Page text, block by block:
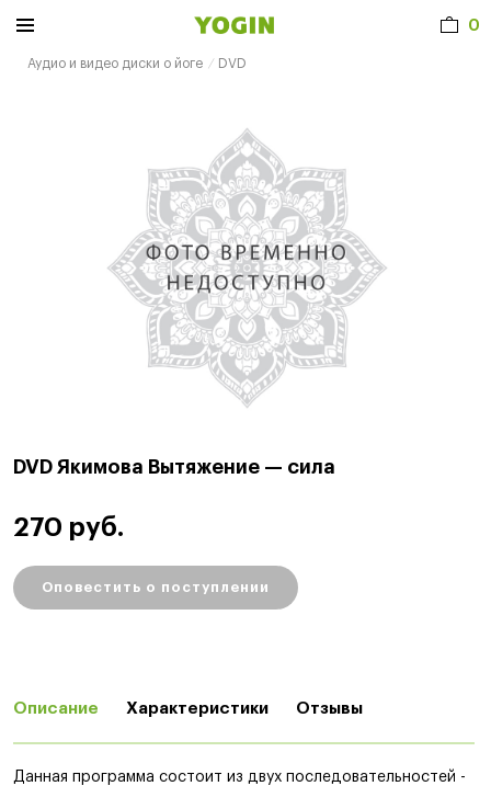
0
Аудио и видео диски о йоге DVD
DVD Якимова Вытяжение — сила
270 руб.
Оповестить о поступлении
Описание Характеристики Отзывы
Данная программа состоит из двух последовательностей -